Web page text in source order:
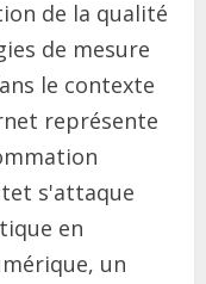
de la qualité
de mesure
le contexte
représente
s'attaque
en
un